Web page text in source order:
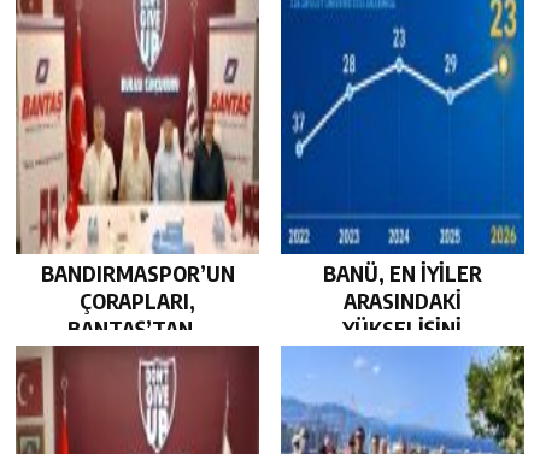
BANDIRMASPOR’UN
ÇORAPLARI,
BANTAŞ’TAN…
BANÜ, EN İYİLER
ARASINDAKİ
YÜKSELİŞİNİ
SÜRDÜRDÜ…